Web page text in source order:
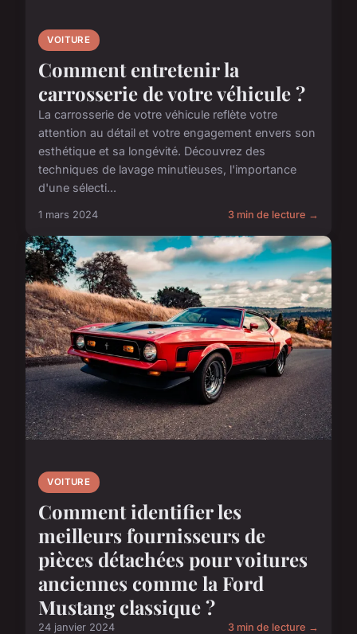
VOITURE
Comment entretenir la
carrosserie de votre véhicule ?
La carrosserie de votre véhicule reflète votre
attention au détail et votre engagement envers son
esthétique et sa longévité. Découvrez des
techniques de lavage minutieuses, l'importance
d'une sélecti...
1 mars 2024 3 min de lecture →
VOITURE
Comment identifier les
meilleurs fournisseurs de
pièces détachées pour voitures
anciennes comme la Ford
Mustang classique ?
24 janvier 2024 3 min de lecture →